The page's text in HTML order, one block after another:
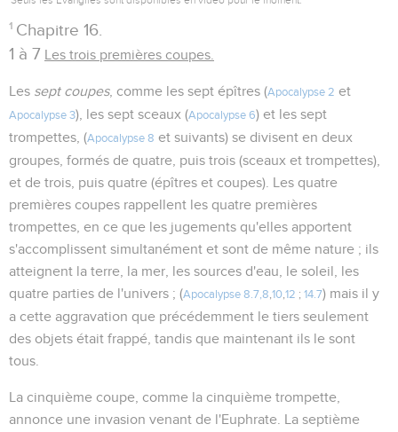
1 Chapitre 16.
1 à 7 Les trois premières coupes.
Les sept coupes, comme les sept épîtres (Apocalypse 2 et
Apocalypse 3), les sept sceaux (Apocalypse 6) et les sept
trompettes, (Apocalypse 8 et suivants) se divisent en deux
groupes, formés de quatre, puis trois (sceaux et trompettes),
et de trois, puis quatre (épîtres et coupes). Les quatre
premières coupes rappellent les quatre premières
trompettes, en ce que les jugements qu'elles apportent
s'accomplissent simultanément et sont de même nature ; ils
atteignent la terre, la mer, les sources d'eau, le soleil, les
quatre parties de l'univers ; (Apocalypse 8.7,8 10 12 ; 14.7) mais il y
a cette aggravation que précédemment le tiers seulement
des objets était frappé, tandis que maintenant ils le sont
tous.
La cinquième coupe, comme la cinquième trompette,
annonce une invasion venant de l'Euphrate. La septième